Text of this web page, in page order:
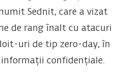
Sednit, care a vizat
de rang înalt cu atacuri
uri de tip zero-day, în
informații confidențiale.